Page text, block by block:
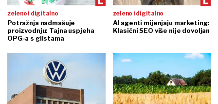
zeleno i digitalno
Potražnja nadmašuje
proizvodnju: Tajna uspjeha
OPG-a s glistama
zeleno i digitalno
AI agenti mijenjaju marketing:
Klasični SEO više nije dovoljan